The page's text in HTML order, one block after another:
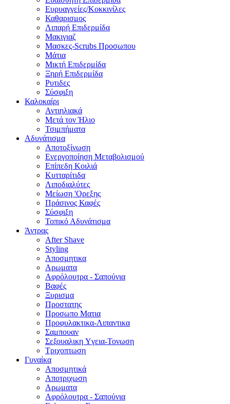
Ευρυαγγείες/Κοκκινίλες
Καθαρισμος
Λιπαρή Επιδερμίδα
Μακιγιαζ
Μασκες-Scrubs Προσωπου
Μάτια
Μικτή Επιδερμίδα
Ξηρή Επιδερμίδα
Ρυτιδες
Σύσφιξη
Καλοκαίρι
Αντιηλιακά
Μετά τον Ήλιο
Τσιμπήματα
Αδυνάτισμα
Αποτοξίνωση
Ενεργοποίηση Μεταβολισμού
Επίπεδη Κοιλιά
Κυτταρίτιδα
Λιποδιαλύτες
Μείωση 'Ορεξης
Πράσινος Καφές
Σύσφιξη
Τοπικό Αδυνάτισμα
Άντρας
After Shave
Styling
Αποσμητικα
Αρωματα
Αφρόλουτρα - Σαπούνια
Βαφές
Ξυρισμα
Προστατης
Προσωπο Ματια
Προφυλακτικα-Λιπαντικα
Σαμπουαν
Σεξουαλικη Yγεια-Τονωση
Τριχοπτωση
Γυναίκα
Αποσμητικά
Αποτριχωση
Αρωματα
Αφρόλουτρα - Σαπούνια